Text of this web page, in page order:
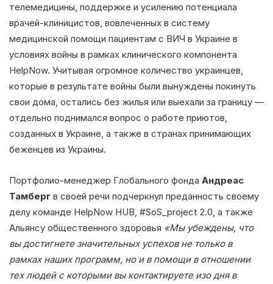
телемедицины, поддержке и усилению потенциала
врачей-клиницистов, вовлеченных в систему
медицинской помощи пациентам с ВИЧ в Украине в
условиях войны в рамках клинического компонента
HelpNow. Учитывая огромное количество украинцев,
которые в результате войны были вынуждены покинуть
свои дома, остались без жилья или выехали за границу —
отдельно поднимался вопрос о работе приютов,
созданных в Украине, а также в странах принимающих
беженцев из Украины.
Портфолио-менеджер Глобального фонда Андреас
Тамберг в своей речи подчеркнул преданность своему
делу команде HelpNow HUB, #SoS_project 2.0, а также
Альянсу общественного здоровья «Мы убеждены, что
вы достигнете значительных успехов не только в
рамках наших программ, но и в помощи в отношении
тех людей с которыми вы контактируете изо дня в